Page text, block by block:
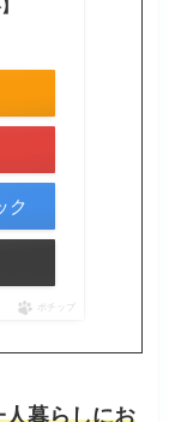
ク
ポチップ
暮らしにお